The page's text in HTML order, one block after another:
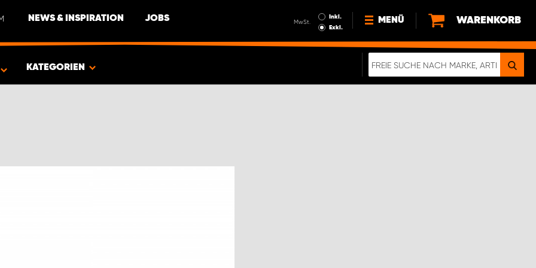
NEWS & INSPIRATION JOBS MwSt.
Inkl.
Exkl.
MENÜ
NEWS
WARENKORB
KATEGORIEN